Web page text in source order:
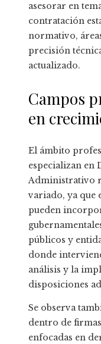
asesorar en
contratación
normativo,
precisión
actualizado.
Campos
en
El ámbito
especializan en
Administrativo
variado, ya que
pueden
públicos y
donde
análisis y la
disposiciones
Se observa
dentro de
enfocadas en